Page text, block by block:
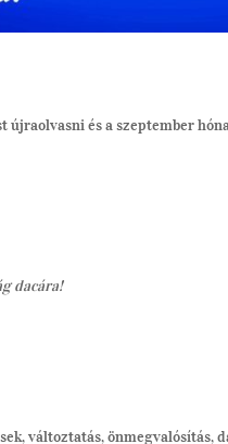
újraolvasni és a szeptember
dacára!
változtatás, önmegvalósítás,